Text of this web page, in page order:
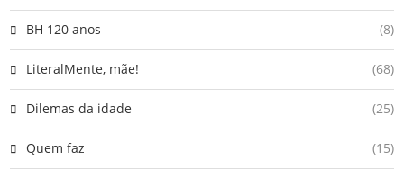
BH 120 anos (8)
LiteralMente, mãe! (68)
Dilemas da idade (25)
Quem faz (15)